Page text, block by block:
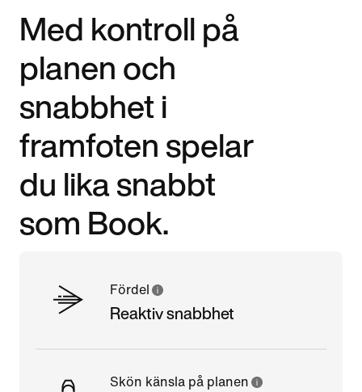
Med kontroll på
planen och
snabbhet i
framfoten spelar
du lika snabbt
som Book.
Fördel
Reaktiv snabbhet
Skön känsla på planen